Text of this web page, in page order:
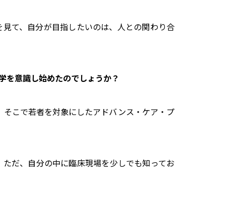
て、自分が目指したいのは、人との関わり合
を意識し始めたのでしょうか？
こで若者を対象にしたアドバンス・ケア・プ
だ、自分の中に臨床現場を少しでも知ってお